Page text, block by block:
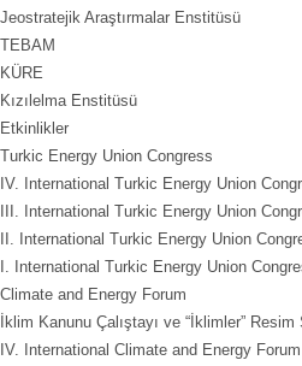
Jeostratejik Araştırmalar Enstitüsü
TEBAM
KÜRE
Kızılelma Enstitüsü
Etkinlikler
Turkic Energy Union Congress
IV. International Turkic Energy Union
III. International Turkic Energy Union
II. International Turkic Energy Union
I. International Turkic Energy Union
Climate and Energy Forum
İklim Kanunu Çalıştayı ve “İklimler”
IV. International Climate and Energy